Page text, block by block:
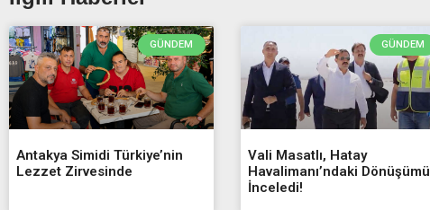
GÜNDEM
Antakya Simidi Türkiye’nin
Lezzet Zirvesinde
GÜNDEM
Vali Masatlı, Hatay
Havalimanı’ndaki Dönüşümü
İnceledi!